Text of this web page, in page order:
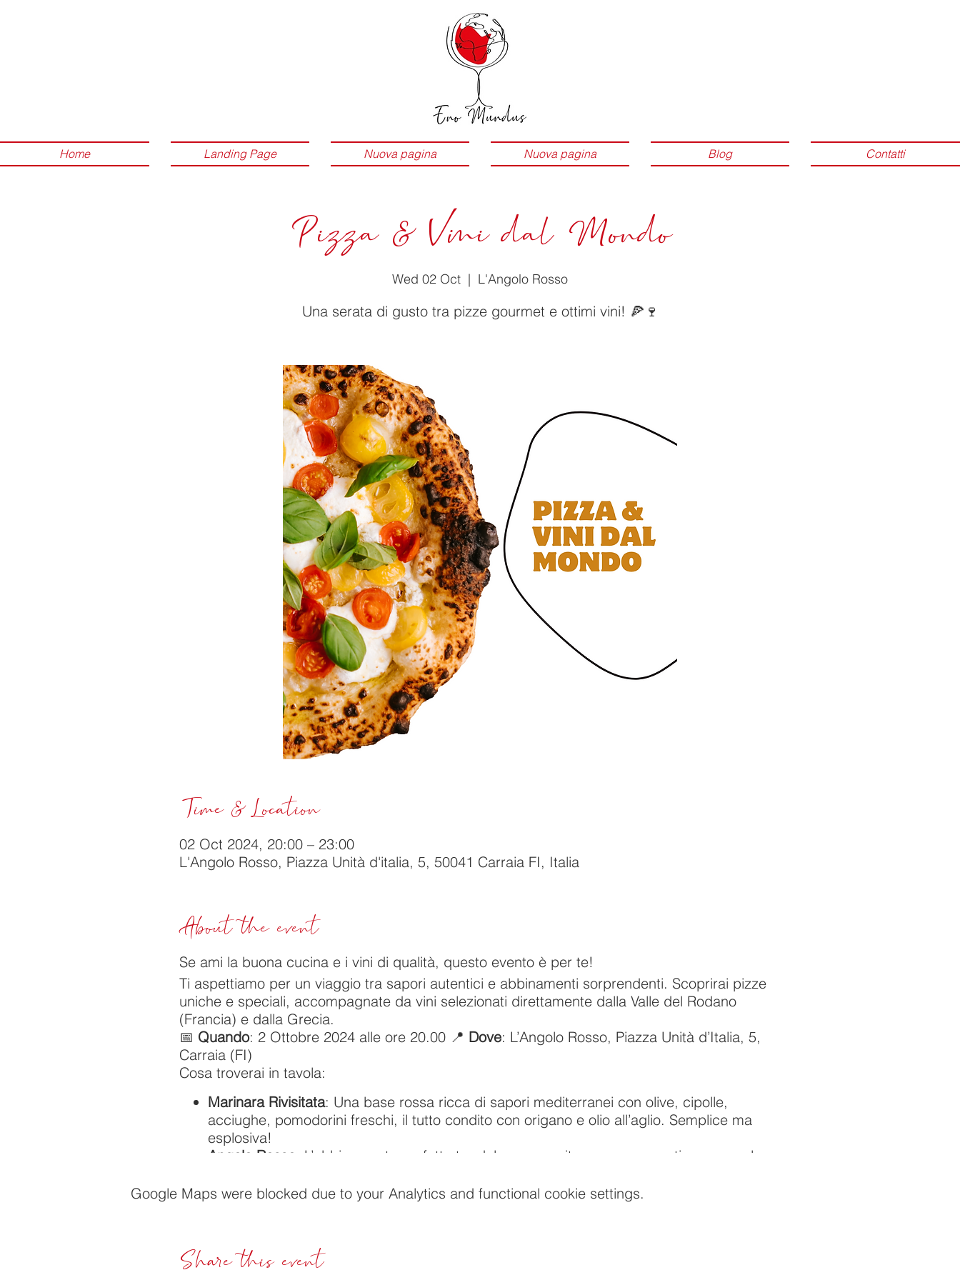
Home Landing Page Nuova pagina Nuova pagina Blog Contatti
Pizza & Vini dal Mondo
Wed 02 Oct
  |
L'Angolo Rosso
Una serata di gusto tra pizze gourmet e ottimi vini! 🍕🍷
Time & Location
02 Oct 2024, 20:00 – 23:00
L'Angolo Rosso, Piazza Unità d'italia, 5, 50041 Carraia FI, Italia
About the event
Se ami la buona cucina e i vini di qualità, questo evento è per te!
Ti aspettiamo per un viaggio tra sapori autentici e abbinamenti sorprendenti. Scoprirai pizze
uniche e speciali, accompagnate da vini selezionati direttamente dalla Valle del Rodano
(Francia) e dalla Grecia.
📅 Quando: 2 Ottobre 2024 alle ore 20.00 📍 Dove: L’Angolo Rosso, Piazza Unità d’Italia, 5,
Carraia (FI)
Cosa troverai in tavola:
Marinara Rivisitata: Una base rossa ricca di sapori mediterranei con olive, cipolle,
acciughe, pomodorini freschi, il tutto condito con origano e olio all’aglio. Semplice ma
esplosiva!
Angolo Rosso : L’abbinamento perfetto tra dolce e saporito: pere croccanti, gorgonzola
Doppia P: Un mix che fa sognare: prosciutto cotto, pomodorini freschi, pinoli tostati e
burrata fresca per un’esplosione di sapori.
I vini in abbinamento:
Google Maps were blocked due to your Analytics and functional cookie settings.
Share this event